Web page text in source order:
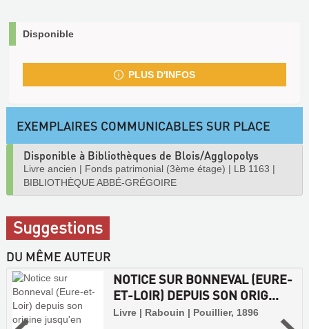
Disponible
PLUS D'INFOS
EXEMPLAIRES COMMUNICABLES SUR PLACE
Disponible à Bibliothèques de Blois/Agglopolys
Livre ancien | Fonds patrimonial (3ème étage) | LB 1163 |
BIBLIOTHÈQUE ABBÉ-GRÉGOIRE
Suggestions
DU MÊME AUTEUR
NOTICE SUR BONNEVAL (EURE-
ET-LOIR) DEPUIS SON ORIG...
Livre | Rabouin | Pouillier, 1896